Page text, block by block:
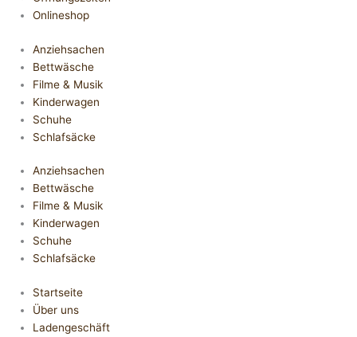
Onlineshop
Anziehsachen
Bettwäsche
Filme & Musik
Kinderwagen
Schuhe
Schlafsäcke
Anziehsachen
Bettwäsche
Filme & Musik
Kinderwagen
Schuhe
Schlafsäcke
Startseite
Über uns
Ladengeschäft